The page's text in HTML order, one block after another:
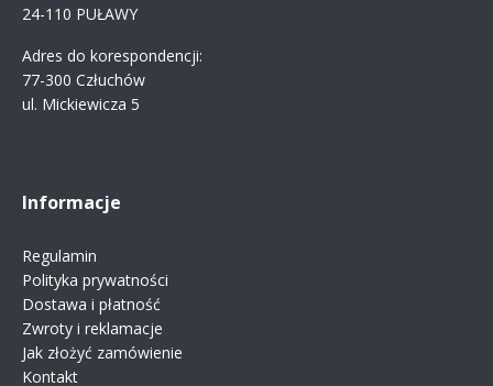
24-110 PUŁAWY
Adres do korespondencji:
77-300 Człuchów
ul. Mickiewicza 5
Informacje
Regulamin
Polityka prywatności
Dostawa i płatność
Zwroty i reklamacje
Jak złożyć zamówienie
Kontakt